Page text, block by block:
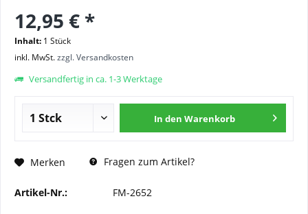
12,95 € *
Inhalt: 1 Stück
inkl. MwSt.zzgl. Versandkosten
Versandfertig in ca. 1-3 Werktage
In den Warenkorb
Merken Fragen zum Artikel?
Artikel-Nr.: FM-2652